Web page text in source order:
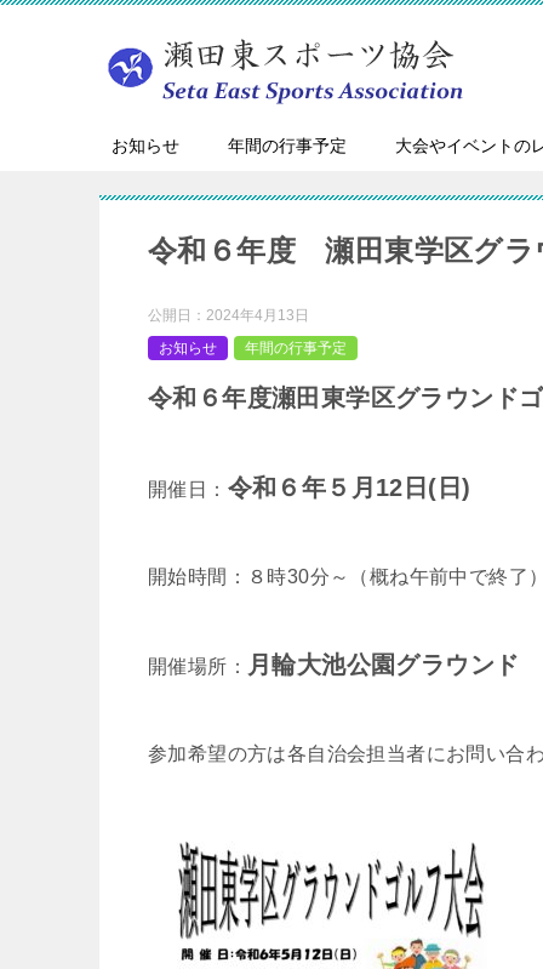
お知らせ 年間の行事予定 大会やイベントの
令和６年度 瀬田東学区グラ
公開日： 2024年4月13日
お知らせ
年間の行事予定
令和６年度瀬田東学区グラウンド
開催日： 令和６年５月12日(日)
開始時間：８時30分～（概ね午前中で終了）
開催場所： 月輪大池公園グラウンド
参加希望の方は各自治会担当者にお問い合